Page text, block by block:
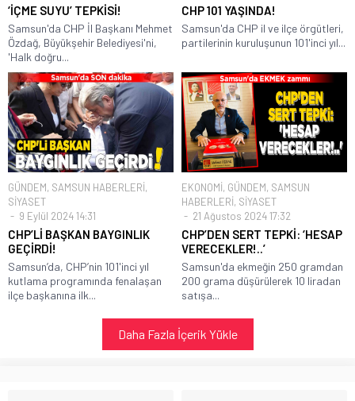
‘İÇME SUYU’ TEPKİSİ!
Samsun'da CHP İl Başkanı Mehmet
Özdağ, Büyükşehir Belediyesi'ni,
'Halk doğru...
CHP 101 YAŞINDA!
Samsun'da CHP il ve ilçe örgütleri,
partilerinin kuruluşunun 101'inci yıl...
GÜNDEM, SAMSUN HABERLERİ,
SİYASET
9 Eylül 2024 14:31
CHP’Lİ BAŞKAN BAYGINLIK
GEÇİRDİ!
Samsun’da, CHP’nin 101'inci yıl
kutlama programında fenalaşan
ilçe başkanına ilk...
EKONOMİ, GÜNDEM, SAMSUN
HABERLERİ, SİYASET
21 Ağustos 2024 17:32
CHP’DEN SERT TEPKİ: ‘HESAP
VERECEKLER!..’
Samsun'da ekmeğin 250 gramdan
200 grama düşürülerek 10 liradan
satışa...
Daha Fazla İçerik Yükle